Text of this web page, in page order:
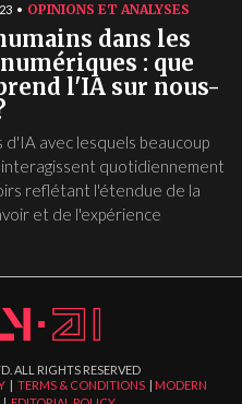
OPINIONS ET ANALYSES
dans les
: que
l'IA sur nous-
d'IA avec lesquels beaucoup
quotidiennement
reflétant l'étendue de la
et de l'expérience
ALL RIGHTS RESERVED
|TERMS & CONDITIONS | MODERN